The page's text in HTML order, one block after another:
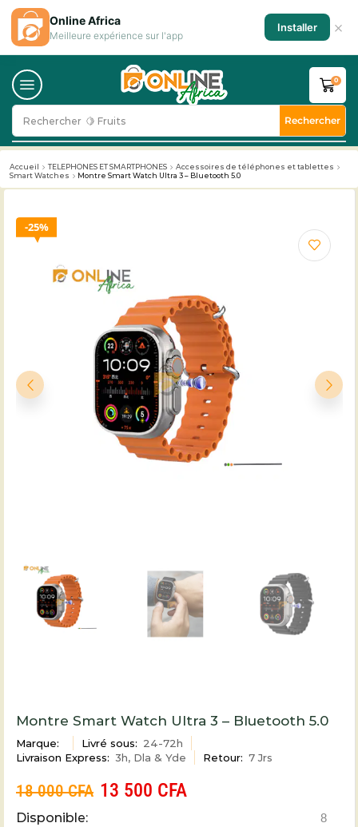
Rechercher 🥛 Milk Rechercher
0
Accueil TELEPHONES ET SMARTPHONES
Accessoires de téléphones et tablettes
Smart Watches
Montre Smart Watch Ultra 3 – Bluetooth 5.0
25%
Montre Smart Watch Ultra 3 – Bluetooth 5.0
Marque: Livré sous: 24-72h
Livraison Express: 3h, Dla & Yde Retour: 7 Jrs
18 000CFA 13 500 CFA
Disponible: 8
Online Africa
Meilleure expérience sur l'app
Installer ×